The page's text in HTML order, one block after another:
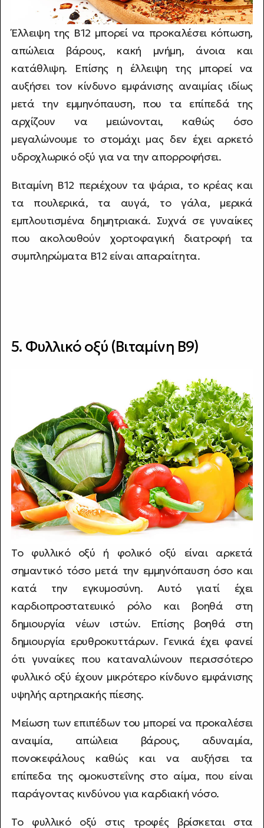
Έλλειψη της B12 μπορεί να προκαλέσει κόπωση,
απώλεια βάρους, κακή μνήμη, άνοια και
κατάθλιψη. Επίσης η έλλειψη της μπορεί να
αυξήσει τον κίνδυνο εμφάνισης αναιμίας ιδίως
μετά την εμμηνόπαυση, που τα επίπεδά της
αρχίζουν να μειώνονται, καθώς όσο
μεγαλώνουμε το στομάχι μας δεν έχει αρκετό
υδροχλωρικό οξύ για να την απορροφήσει.
Βιταμίνη B12 περιέχουν τα ψάρια, το κρέας και
τα πουλερικά, τα αυγά, το γάλα, μερικά
εμπλουτισμένα δημητριακά. Συχνά σε γυναίκες
που ακολουθούν χορτοφαγική διατροφή τα
συμπληρώματα B12 είναι απαραίτητα.
5. Φυλλικό οξύ (Βιταμίνη Β9)
Το φυλλικό οξύ ή φολικό οξύ είναι αρκετά
σημαντικό τόσο μετά την εμμηνόπαυση όσο και
κατά την εγκυμοσύνη. Αυτό γιατί έχει
καρδιοπροστατευικό ρόλο και βοηθά στη
δημιουργία νέων ιστών. Επίσης βοηθά στη
δημιουργία ερυθροκυττάρων. Γενικά έχει φανεί
ότι γυναίκες που καταναλώνουν περισσότερο
φυλλικό οξύ έχουν μικρότερο κίνδυνο εμφάνισης
υψηλής αρτηριακής πίεσης.
Μείωση των επιπέδων του μπορεί να προκαλέσει
αναιμία, απώλεια βάρους, αδυναμία,
πονοκεφάλους καθώς και να αυξήσει τα
επίπεδα της ομοκυστεΐνης στο αίμα, που είναι
παράγοντας κινδύνου για καρδιακή νόσο.
Το φυλλικό οξύ στις τροφές βρίσκεται στα